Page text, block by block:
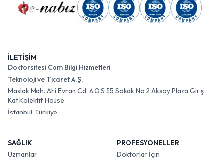
İLETİŞİM
Doktorsitesi Com Bilgi Hizmetleri
Teknoloji ve Ticaret A.Ş.
Maslak Mah. Ahi Evran Cd. A.O.S 55 Sokak No:2 Aksoy Plaza Giriş
Kat Kolektif House
İstanbul, Türkiye
SAĞLIK
Uzmanlar
PROFESYONELLER
Doktorlar İçin